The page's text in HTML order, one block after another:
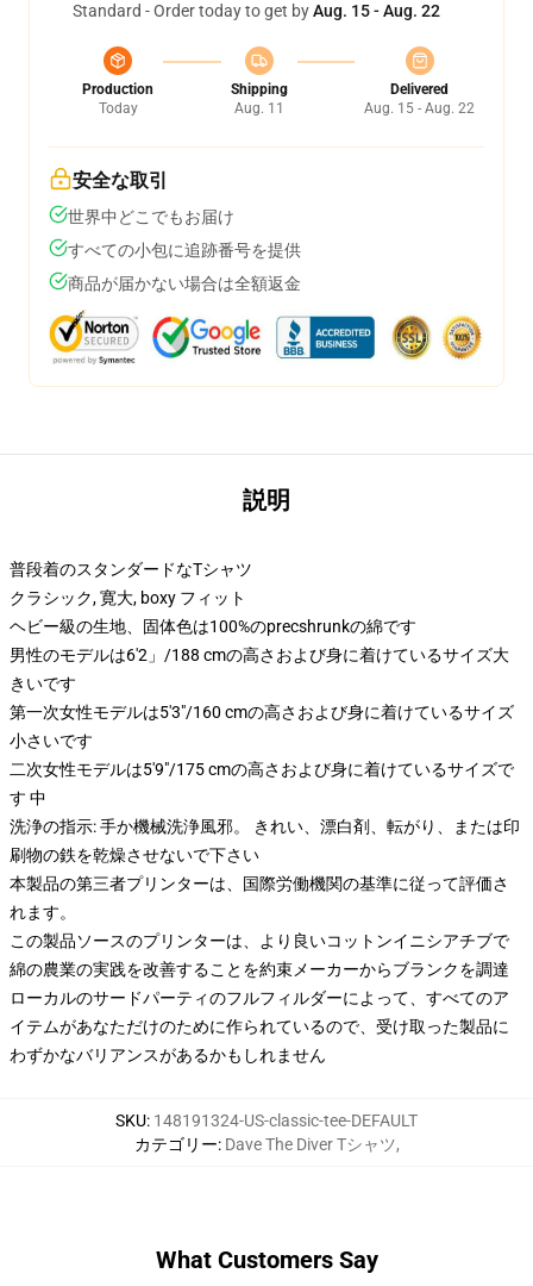
Standard - Order today to get byAug. 15 - Aug. 22
Production
Today
Shipping
Aug. 11
Delivered
Aug. 15 - Aug. 22
安全な取引
世界中どこでもお届け
すべての小包に追跡番号を提供
商品が届かない場合は全額返金
説明
普段着のスタンダードなTシャツ
クラシック, 寛大, boxy フィット
ヘビー級の生地、固体色は100%のprecshrunkの綿です
男性のモデルは6'2」/188 cmの高さおよび身に着けているサイズ大
きいです
第一次女性モデルは5'3"/160 cmの高さおよび身に着けているサイズ
小さいです
二次女性モデルは5'9"/175 cmの高さおよび身に着けているサイズで
す 中
洗浄の指示: 手か機械洗浄風邪。 きれい、漂白剤、転がり、または印
刷物の鉄を乾燥させないで下さい
本製品の第三者プリンターは、国際労働機関の基準に従って評価さ
れます。
この製品ソースのプリンターは、より良いコットンイニシアチブで
綿の農業の実践を改善することを約束メーカーからブランクを調達
ローカルのサードパーティのフルフィルダーによって、すべてのア
イテムがあなただけのために作られているので、受け取った製品に
わずかなバリアンスがあるかもしれません
SKU: 148191324-US-classic-tee-DEFAULT
カテゴリー: Dave The Diver Tシャツ,
What Customers Say